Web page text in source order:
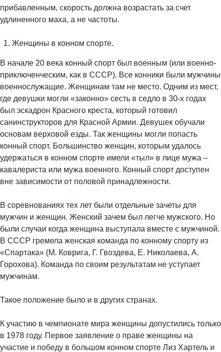
прибавленным, скорость должна возрастать за счет
удлиненного маха, а не частоты.
Женщины в конном спорте.
В начале 20 века конный спорт был военным (или военно-
приключенческим, как в СССР). Все конники были мужчины
военнослужащие. Женщинам там не место. Одним из мест,
где девушки могли «законно» сесть в седло в 30-х годах
был эскадрон Красного креста, который готовил
санинструкторов для Красной Армии. Девушек обучали
основам верховой езды. Так женщины могли попасть
конный спорт. Большинство женщин, которым удалось
удержаться в конном спорте имели «тыл» в лице мужа –
кавалериста или мужа военного. Конный спорт доступен
вне зависимости от половой принадлежности.
В соревнованиях тех лет были отдельные зачеты для
мужчин и женщин. Женский зачем был легче мужского. Но
были случаи когда женщина выступала вместе с мужчиной.
В СССР гремела женская команда по конному спорту из
«Спартака» (М. Коврига, Г. Гвоздева, Е. Николаева, А.
Горохова). Команда по своим результатам не уступает
мужчинам.
Такое положение было и в других странах.
К участию в чемпионате мира женщины допустились только
в 1978 году. Первое заявление о праве женщины на
участие и победу в большом конном спорте Лиз Хартель и